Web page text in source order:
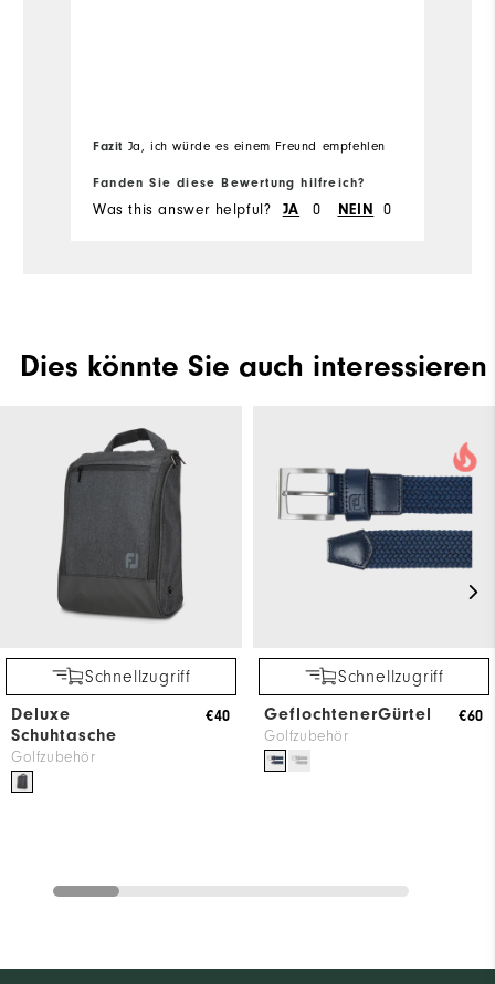
Fazit Ja, ich würde es einem Freund empfehlen
Fanden Sie diese Bewertung hilfreich?
Was this answer helpful? JA 0 NEIN 0
Dies könnte Sie auch interessieren
Schnellzugriff
Deluxe
Schuhtasche
Golfzubehör
€40
Schnellzugriff
GeflochtenerGürtel
Golfzubehör
€60